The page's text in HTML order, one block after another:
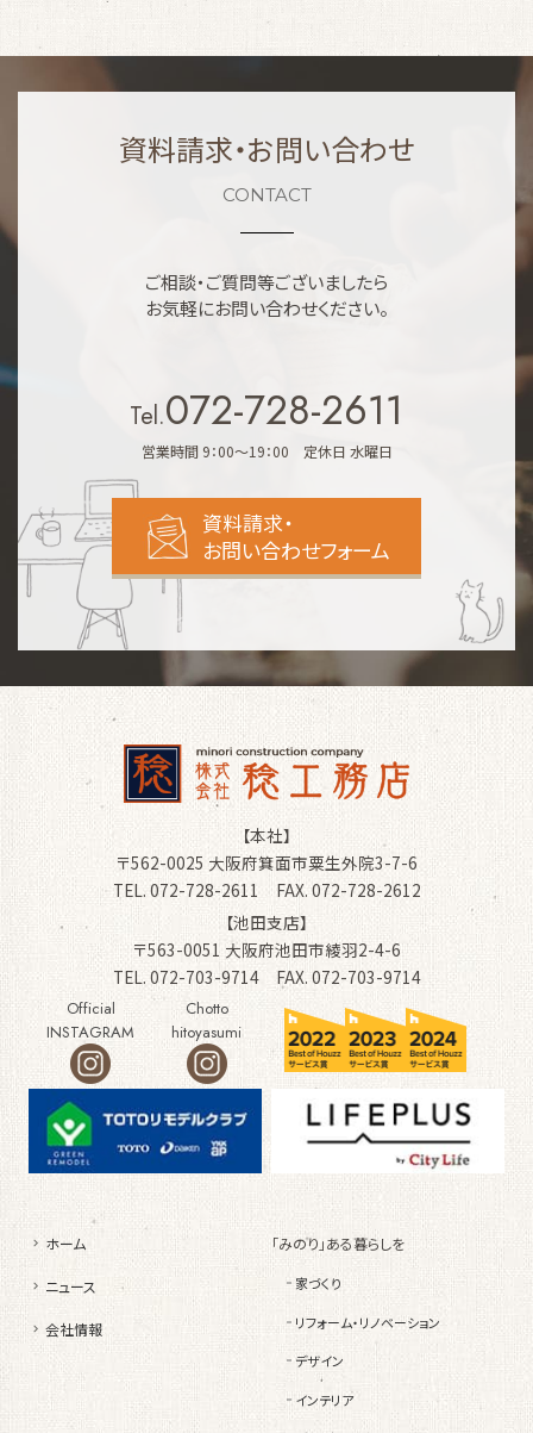
資料請求・お問い合わせ
CONTACT
ご相談・ご質問等ございましたら
お気軽にお問い合わせください。
Tel.072-728-2611
営業時間 9：00～19：00 定休日 水曜日
資料請求・
お問い合わせフォーム
【本社】
〒562-0025 大阪府箕面市粟生外院3-7-6
TEL. 072-728-2611 FAX. 072-728-2612
【池田支店】
〒563-0051 大阪府池田市綾羽2-4-6
TEL. 072-703-9714 FAX. 072-703-9714
Official
INSTAGRAM
Chotto
hitoyasumi
ホーム
ニュース
会社情報
「みのり」ある暮らしを
家づくり
リフォーム・リノベーション
デザイン
インテリア